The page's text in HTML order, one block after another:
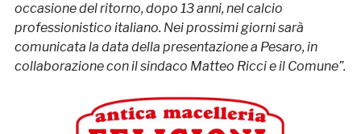
occasione del ritorno, dopo 13 anni, nel calcio
professionistico italiano. Nei prossimi giorni sarà
comunicata la data della presentazione a Pesaro, in
collaborazione con il sindaco Matteo Ricci e il Comune”.